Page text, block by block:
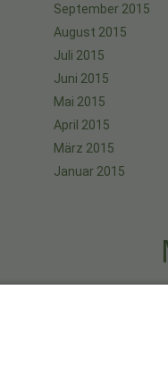
September 2015
August 2015
Juli 2015
Juni 2015
Mai 2015
April 2015
März 2015
Januar 2015